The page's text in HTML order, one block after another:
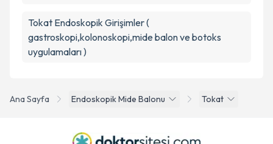
Ana Sayfa Endoskopik Mide Balonu Tokat
Tokat Endoskopik Girişimler (
gastroskopi,kolonoskopi,mide balon ve botoks
uygulamaları )